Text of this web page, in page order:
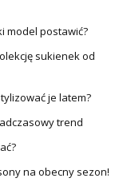
model postawić?
sukienek od
je latem?
trend
na obecny sezon!